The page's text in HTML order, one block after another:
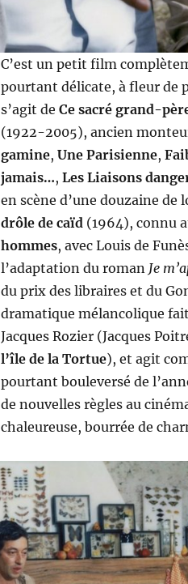
C’est un petit film
pourtant délicate, à fleur de
s’agit de Ce sacré grand-
(1922-2005), ancien
gamine, Une Parisienne,
jamais…, Les Liaisons
en scène d’une douzaine
drôle de caïd (1964), connu
hommes, avec Louis de
l’adaptation du roman Je
du prix des libraires et du
dramatique mélancolique
Jacques Rozier (Jacques
l’île de la Tortue), et agit
pourtant bouleversé de
de nouvelles règles au
chaleureuse, bourrée de